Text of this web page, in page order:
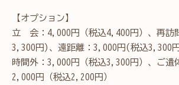
【オプション】
立 会：4,000円（税込4,400円）、再訪
3,300円)、遠距離：3,000円(税込3,300
時間外：3,000円（税込3,300円）、ご遺
2,000円（税込2,200円）